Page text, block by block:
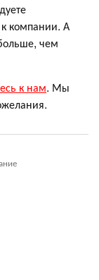
к компании. А
чем
к нам. Мы